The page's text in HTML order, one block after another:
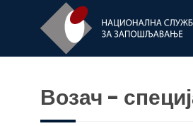
Возач -